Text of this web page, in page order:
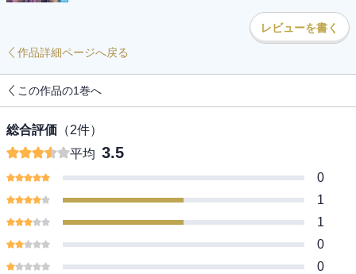
レビューを書く
作品詳細ページへ戻る
この作品の1巻へ
総合評価 （2件）
平均 3.5
0
1
1
0
0